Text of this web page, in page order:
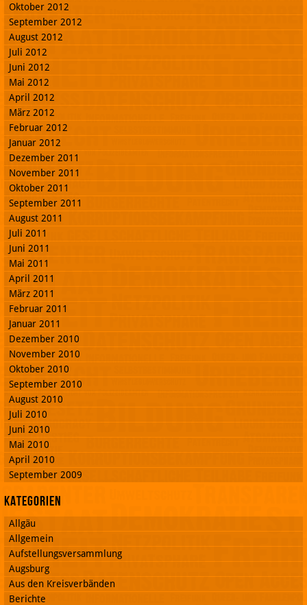
Oktober 2012
September 2012
August 2012
Juli 2012
Juni 2012
Mai 2012
April 2012
März 2012
Februar 2012
Januar 2012
Dezember 2011
November 2011
Oktober 2011
September 2011
August 2011
Juli 2011
Juni 2011
Mai 2011
April 2011
März 2011
Februar 2011
Januar 2011
Dezember 2010
November 2010
Oktober 2010
September 2010
August 2010
Juli 2010
Juni 2010
Mai 2010
April 2010
September 2009
Kategorien
Allgäu
Allgemein
Aufstellungsversammlung
Augsburg
Aus den Kreisverbänden
Berichte